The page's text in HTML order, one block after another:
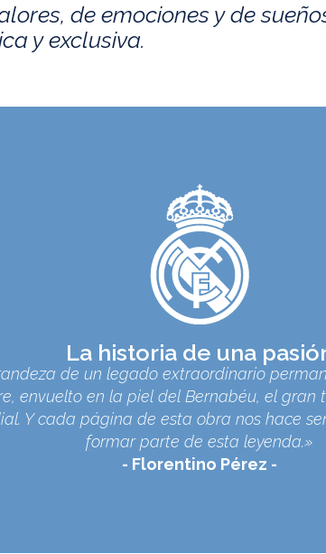
de emociones y de
y exclusiva.
La historia de una
de un legado extraordinario
envuelto en la piel del Bernabéu, el gran
Y cada página de esta obra nos hace
formar parte de esta leyenda.»
Florentino Pérez